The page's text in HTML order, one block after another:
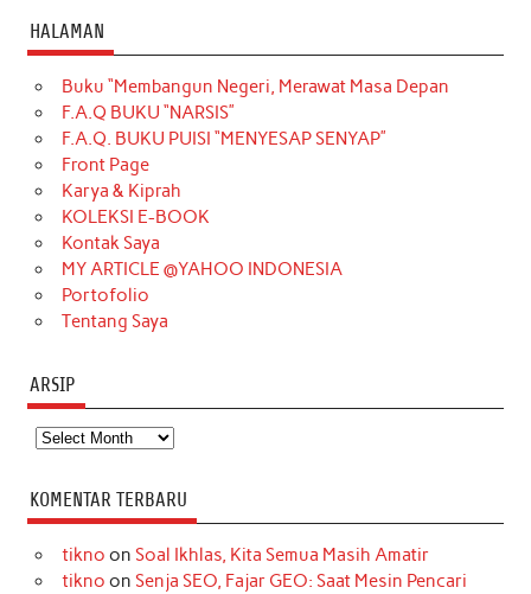
c
e
b
o
o
k
t
a
g
r
a
m
T
o
k
t
e
r
k
e
d
t
t
e
T
u
b
HALAMAN
Buku “Membangun Negeri, Merawat Masa Depan
F.A.Q BUKU “NARSIS”
F.A.Q. BUKU PUISI “MENYESAP SENYAP”
Front Page
Karya & Kiprah
KOLEKSI E-BOOK
Kontak Saya
MY ARTICLE @YAHOO INDONESIA
Portofolio
Tentang Saya
ARSIP
Arsip
KOMENTAR TERBARU
tikno on Soal Ikhlas, Kita Semua Masih Amatir
tikno on Senja SEO, Fajar GEO: Saat Mesin Pencari